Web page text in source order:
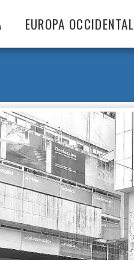
EUROPA OCCIDENTAL